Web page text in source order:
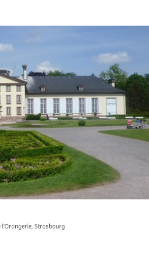
l'Orangerie, Strasbourg